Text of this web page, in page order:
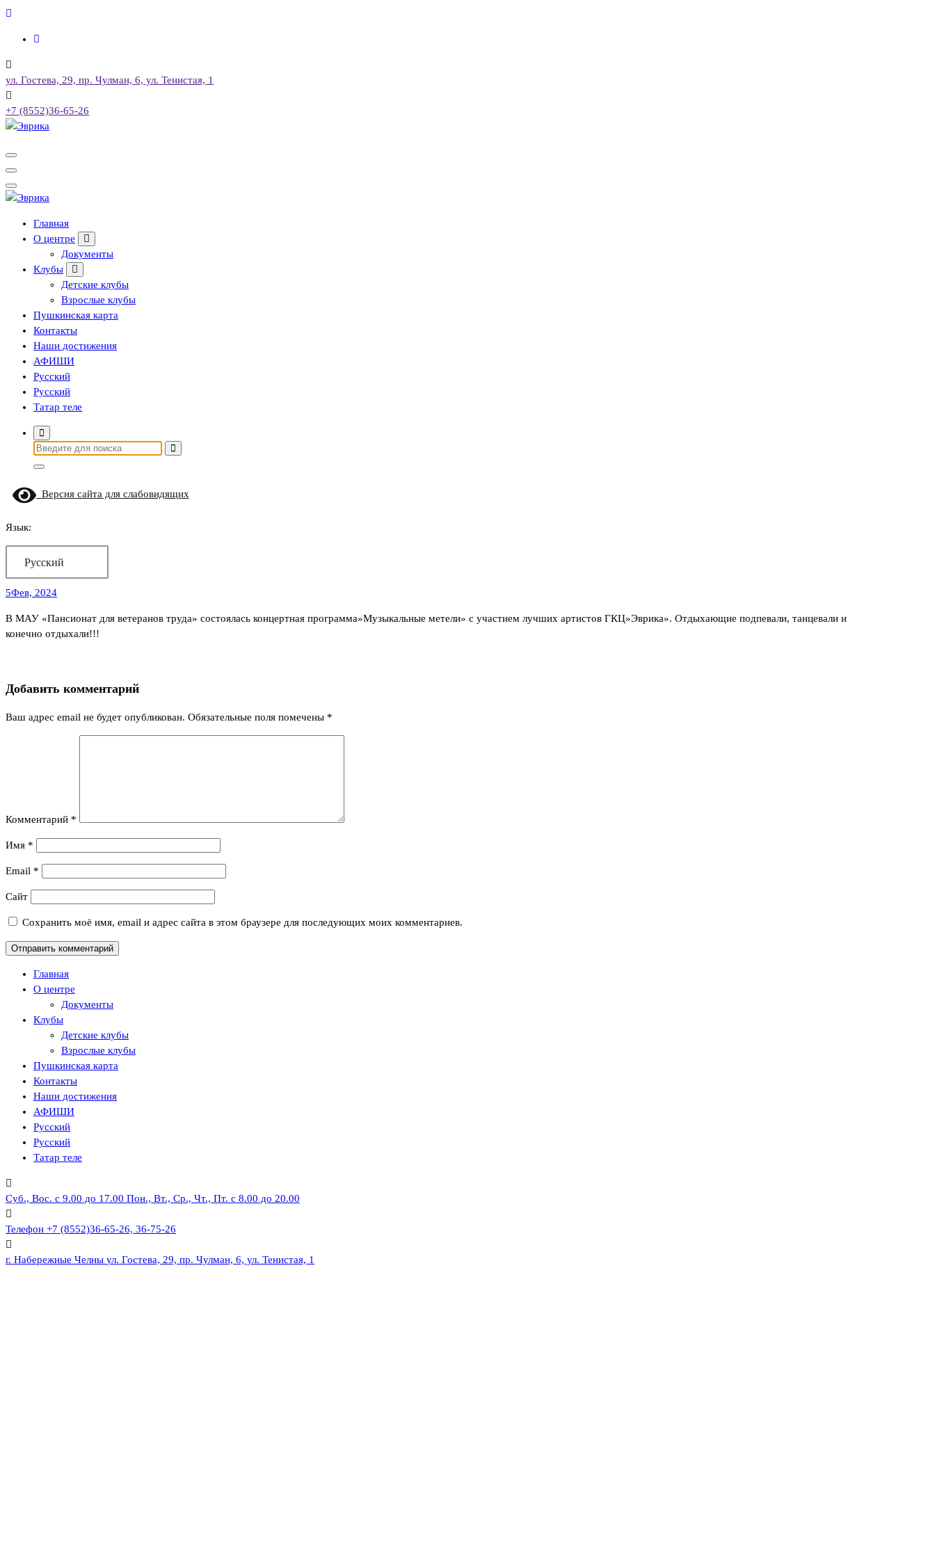
Перейти
содержимому
ул. Гостева, 29, пр. Чулман, 6, ул. Тенистая, 1
+7 (8552)36-65-26
Городской культурный центр, г. Набережные Челны
Городской культурный центр, г. Набережные Челны
Главная
О центре
Документы
Клубы
Детские клубы
Взрослые клубы
Пушкинская карта
Контакты
Наши достижения
АФИШИ
Русский
Русский
Татар теле
Найти:
Версия сайта для слабовидящих
Язык:
Русский
5Фев, 2024
В МАУ «Пансионат для ветеранов труда» состоялась концертная программа»Музыкальные метели» с участием лучших артистов ГКЦ»Эврика». Отдыхающие подпевали, танцевали и
конечно отдыхали!!!
Добавить комментарий
Ваш адрес email не будет опубликован. Обязательные поля помечены *
Комментарий *
Имя *
Email *
Сайт
Сохранить моё имя, email и адрес сайта в этом браузере для последующих моих комментариев.
Главная
О центре
Документы
Клубы
Детские клубы
Взрослые клубы
Пушкинская карта
Контакты
Наши достижения
АФИШИ
Русский
Русский
Татар теле
Суб., Вос. с 9.00 до 17.00 Пон., Вт., Ср., Чт., Пт. с 8.00 до 20.00
Телефон +7 (8552)36-65-26, 36-75-26
г. Набережные Челны ул. Гостева, 29, пр. Чулман, 6, ул. Тенистая, 1